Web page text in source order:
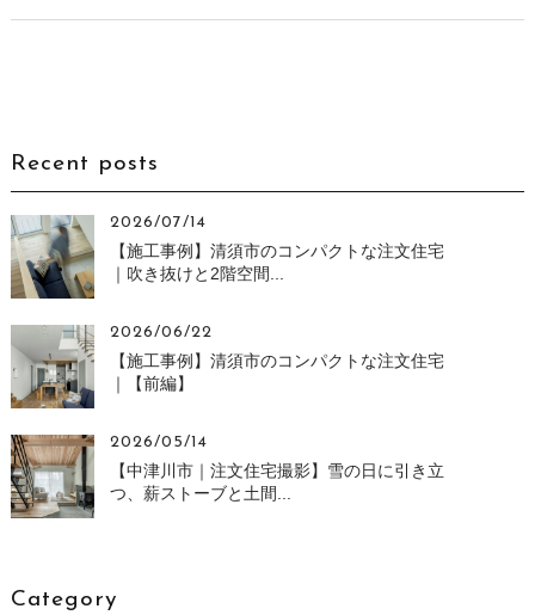
Recent posts
2026/07/14
【施工事例】清須市のコンパクトな注文住宅
｜吹き抜けと2階空間...
2026/06/22
【施工事例】清須市のコンパクトな注文住宅
｜【前編】
2026/05/14
【中津川市｜注文住宅撮影】雪の日に引き立
つ、薪ストーブと土間...
Category